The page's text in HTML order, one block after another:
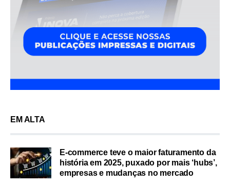
EM ALTA
E-commerce teve o maior faturamento da
história em 2025, puxado por mais ‘hubs’,
empresas e mudanças no mercado